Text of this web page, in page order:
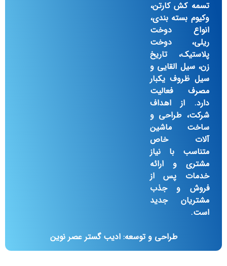
تسمه کش کارتن،
وکیوم بسته بندی،
انواع دوخت
ریلی، دوخت
پلاستیک، تاریخ
زن، سیل القایی و
سیل ظروف یکبار
مصرف فعالیت
دارد. از اهداف
شرکت، طراحی و
ساخت ماشین
آلات خاص
متناسب با نیاز
مشتری و ارائه
خدمات پس از
فروش و جذب
مشتریان جدید
است.
طراحی و توسعه: ادیب گستر عصر نوین